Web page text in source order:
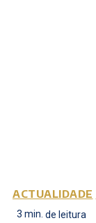
ACTUALIDADE
3 min. de leitura